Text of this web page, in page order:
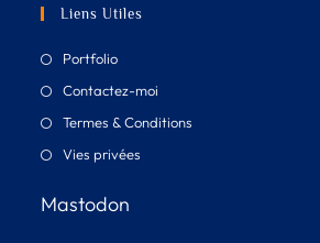
Liens Utiles
Portfolio
Contactez-moi
Termes & Conditions
Vies privées
Mastodon